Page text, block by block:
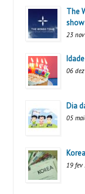
The
23
06
Dia
05
19 fev